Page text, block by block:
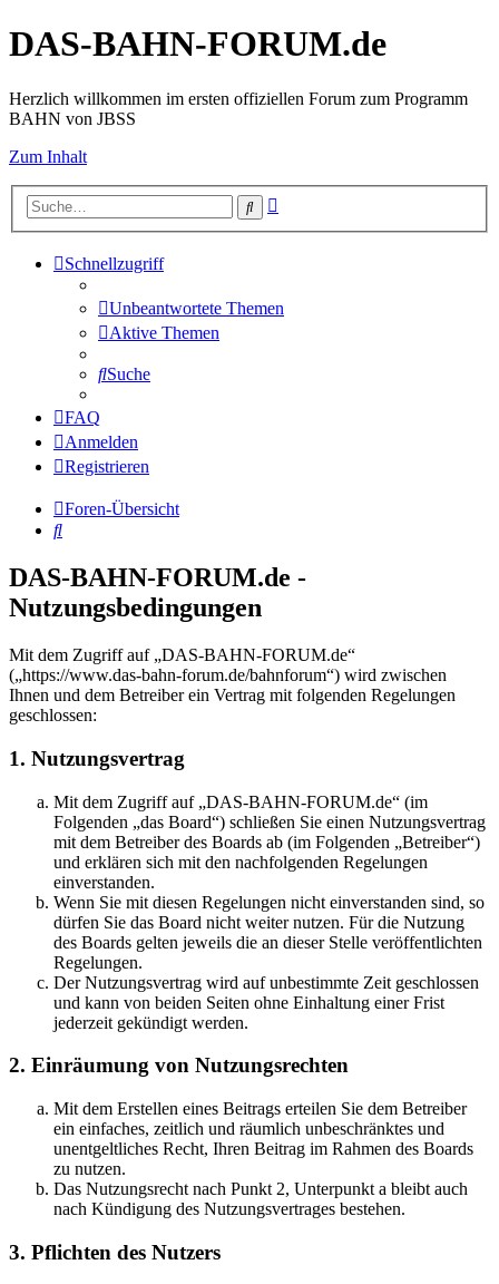
DAS-BAHN-FORUM.de
Herzlich willkommen im ersten offiziellen Forum zum Programm
BAHN von JBSS
Zum Inhalt
Suche
Schnellzugriff
Unbeantwortete Themen
Aktive Themen
Suche
FAQ
Anmelden
Registrieren
Foren-Übersicht
Suche
DAS-BAHN-FORUM.de -
Nutzungsbedingungen
Mit dem Zugriff auf „DAS-BAHN-FORUM.de“
(„https://www.das-bahn-forum.de/bahnforum“) wird zwischen
Ihnen und dem Betreiber ein Vertrag mit folgenden Regelungen
geschlossen:
1. Nutzungsvertrag
Mit dem Zugriff auf „DAS-BAHN-FORUM.de“ (im
Folgenden „das Board“) schließen Sie einen Nutzungsvertrag
mit dem Betreiber des Boards ab (im Folgenden „Betreiber“)
und erklären sich mit den nachfolgenden Regelungen
einverstanden.
Wenn Sie mit diesen Regelungen nicht einverstanden sind, so
dürfen Sie das Board nicht weiter nutzen. Für die Nutzung
des Boards gelten jeweils die an dieser Stelle veröffentlichten
Regelungen.
Der Nutzungsvertrag wird auf unbestimmte Zeit geschlossen
und kann von beiden Seiten ohne Einhaltung einer Frist
jederzeit gekündigt werden.
2. Einräumung von Nutzungsrechten
Mit dem Erstellen eines Beitrags erteilen Sie dem Betreiber
ein einfaches, zeitlich und räumlich unbeschränktes und
unentgeltliches Recht, Ihren Beitrag im Rahmen des Boards
zu nutzen.
Das Nutzungsrecht nach Punkt 2, Unterpunkt a bleibt auch
nach Kündigung des Nutzungsvertrages bestehen.
3. Pflichten des Nutzers